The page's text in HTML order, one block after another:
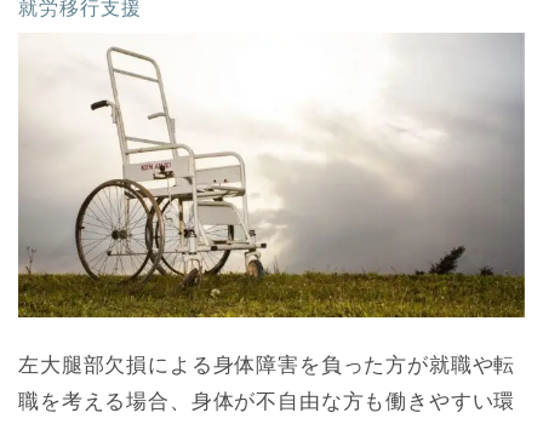
就労移行支援
左大腿部欠損による身体障害を負った方が就職や転
職を考える場合、身体が不自由な方も働きやすい環